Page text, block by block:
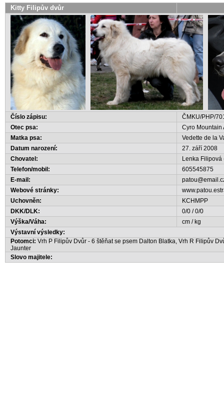
Kitty Filipův dvůr
Číslo zápisu:
ČMKU/PHP/
Otec psa:
Cyro Mountain
Matka psa:
Vedette de la
Datum narození:
27. září 2008
Chovatel:
Lenka
Telefon/mobil:
605545875
E-mail:
Webové stránky:
Uchovněn:
KCHMPP
DKK/DLK:
0/0 / 0/0
Výška/Váha:
cm / kg
Výstavní výsledky:
Potomci: Vrh P Filipův Dvůr - 6 štěňat se psem Dalton Blatka, Vrh R Filipův
Jaunter
Slovo majitele: